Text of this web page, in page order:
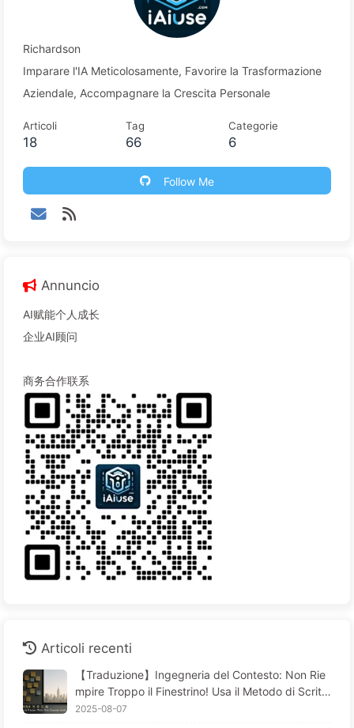
Richardson
Imparare l'IA Meticolosamente, Favorire la Trasformazione
Aziendale, Accompagnare la Crescita Personale
Articoli
18
Tag
66
Categorie
6
Follow Me
Annuncio
AI赋能个人成长
企业AI顾问
商务合作联系
Articoli recenti
【Traduzione】Ingegneria del Contesto: Non Rie
mpire Troppo il Finestrino! Usa il Metodo di Scritt
ura e Filtraggio in Quattro Fasi, Fai Attenzione alla
2025-08-07